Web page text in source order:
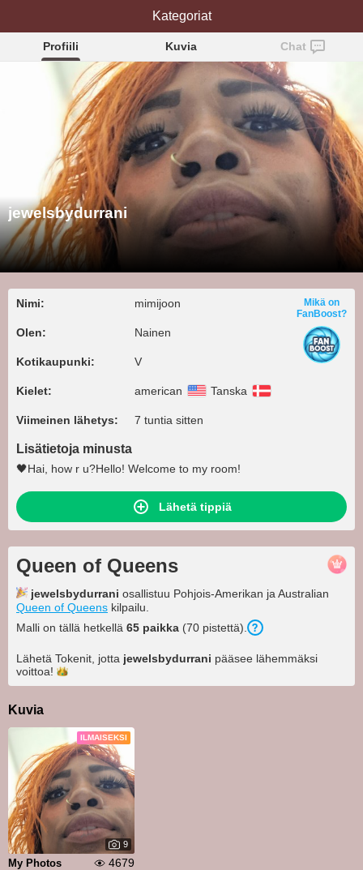
jewelsbydurrani
Profiili Kuvia Chat
jewelsbydurrani
Nimi: mimijoon
Olen: Nainen
Kotikaupunki: V
Kielet: american Tanska
Viimeinen lähetys: 7 tuntia sitten
Mikä on
FanBoost?
Lisätietoja minusta
🖤Hai, how r u?Hello! Welcome to my room!
Lähetä tippiä
Queen of Queens
jewelsbydurrani osallistuu Pohjois-Amerikan ja Australian
Queen of Queens kilpailu.
Malli on tällä hetkellä 65 paikka (70 pistettä).
Lähetä Tokenit, jotta jewelsbydurrani pääsee lähemmäksi
voittoa!
Kuvia
ILMAISEKSI
9
My Photos
4679
Kategoriat